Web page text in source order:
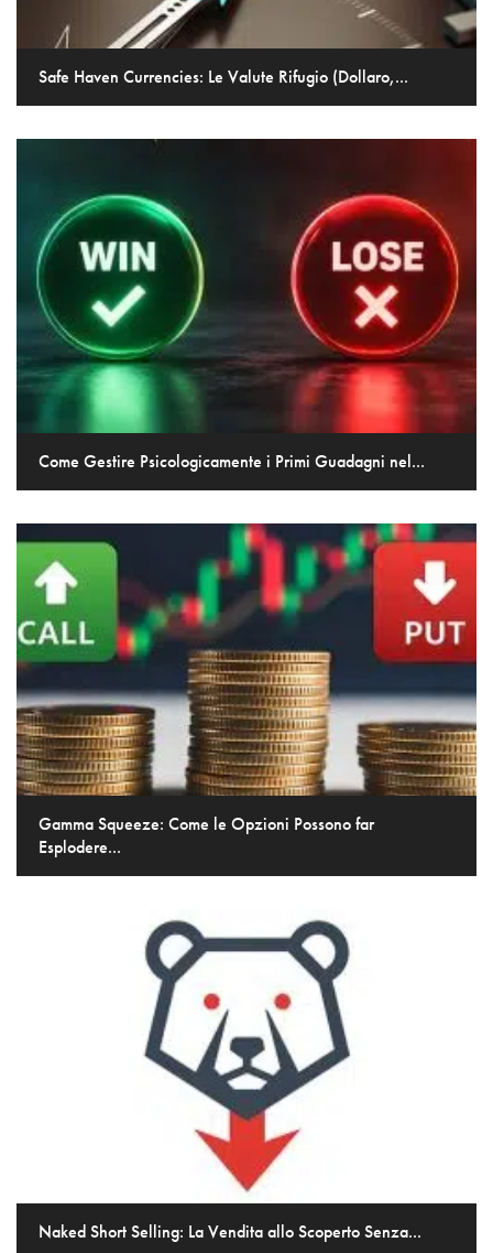
Safe Haven Currencies: Le Valute Rifugio (Dollaro,...
Come Gestire Psicologicamente i Primi Guadagni nel...
Gamma Squeeze: Come le Opzioni Possono far
Esplodere...
Naked Short Selling: La Vendita allo Scoperto Senza...